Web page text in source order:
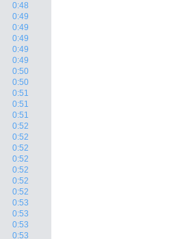
0:48
0:49
0:49
0:49
0:49
0:49
0:50
0:50
0:51
0:51
0:51
0:52
0:52
0:52
0:52
0:52
0:52
0:52
0:53
0:53
0:53
0:53